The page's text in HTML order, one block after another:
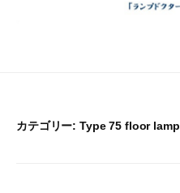
カテゴリー:Type 75 floor lamp